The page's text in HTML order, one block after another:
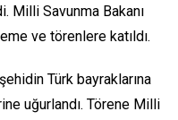
Milli Savunma Bakanı
ve törenlere katıldı.
Türk bayraklarına
uğurlandı. Törene Milli